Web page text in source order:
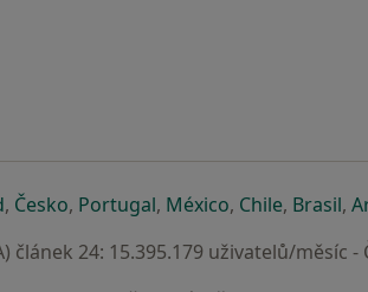
záložce
se otevře v nové záložce
, Českose otevře v nové záložce
, Portugalse otevře v nové
, Méxicose otevře v
, Chilese otevře
, Brasilse
,
článek 24: 15.395.179 uživatelů/měsíc -